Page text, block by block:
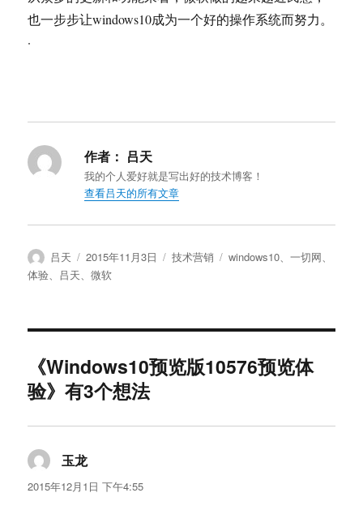
也一步步让windows10成为一个好的操作系统而努力。
·
作者： 吕天
我的个人爱好就是写出好的技术博客！
查看吕天的所有文章
作
者
吕天
发
布
2015年11月3日
分
技术营销
标
windows10、一切网、
体验、 吕天、微软
《Windows10预览版10576预览体
验》有3个想法
玉龙说
道：
2015年12月1日 下午4:55